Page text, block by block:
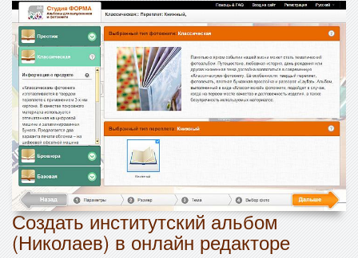
Создать институтский альбом
(Николаев) в онлайн редакторе